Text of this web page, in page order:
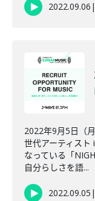
2022.09.06 |
2022年9月5日（
世代アーティスト
なっている「
自分らしさを語...
2022.09.05 |